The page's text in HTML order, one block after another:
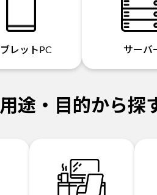
レットPC サーバ
用途・目的から探